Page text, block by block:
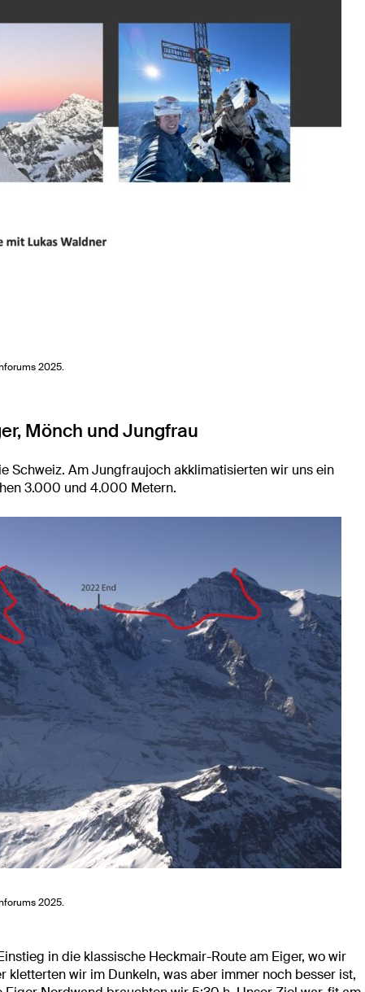
2025.
Mönch und Jungfrau
Schweiz. Am Jungfraujoch akklimatisierten wir uns ein
3.000 und 4.000 Metern.
2025.
in die klassische Heckmair-Route am Eiger, wo wir
kletterten wir im Dunkeln, was aber immer noch besser ist,